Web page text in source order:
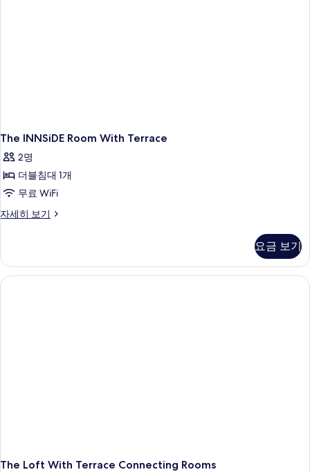
The INNSiDE Room With Terrace
2명
더블침대 1개
무료 WiFi
자세히 보기
The
Terrace
자
세
요금 보기
The Loft With Terrace Connecting Rooms